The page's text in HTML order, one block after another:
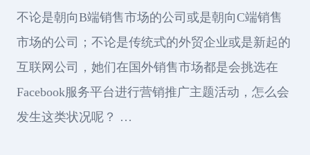
不论是朝向B端销售市场的公司或是朝向C端销售
市场的公司；不论是传统式的外贸企业或是新起的
互联网公司，她们在国外销售市场都是会挑选在
Facebook服务平台进行营销推广主题活动，怎么会
发生这类状况呢？ …